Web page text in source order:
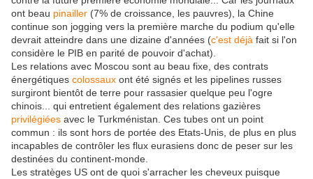
ont beau pinailler (7% de croissance, les pauvres), la Chine
continue son jogging vers la première marche du podium qu'elle
devrait atteindre dans une dizaine d'années (c'est déjà fait si l'on
considère le PIB en parité de pouvoir d'achat).
Les relations avec Moscou sont au beau fixe, des contrats
énergétiques colossaux ont été signés et les pipelines russes
surgiront bientôt de terre pour rassasier quelque peu l'ogre
chinois... qui entretient également des relations gazières
privilégiées avec le Turkménistan. Ces tubes ont un point
commun : ils sont hors de portée des Etats-Unis, de plus en plus
incapables de contrôler les flux eurasiens donc de peser sur les
destinées du continent-monde.
Les stratèges US ont de quoi s'arracher les cheveux puisque